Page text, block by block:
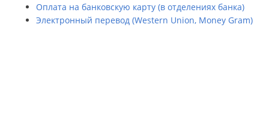
Оплата на банковскую карту (в отделениях банка)
Электронный перевод (Western Union, Money Gram)